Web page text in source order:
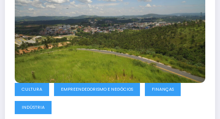
CULTURA EMPREENDEDORISMO E NEGÓCIOS FINANÇAS
INDÚSTRIA